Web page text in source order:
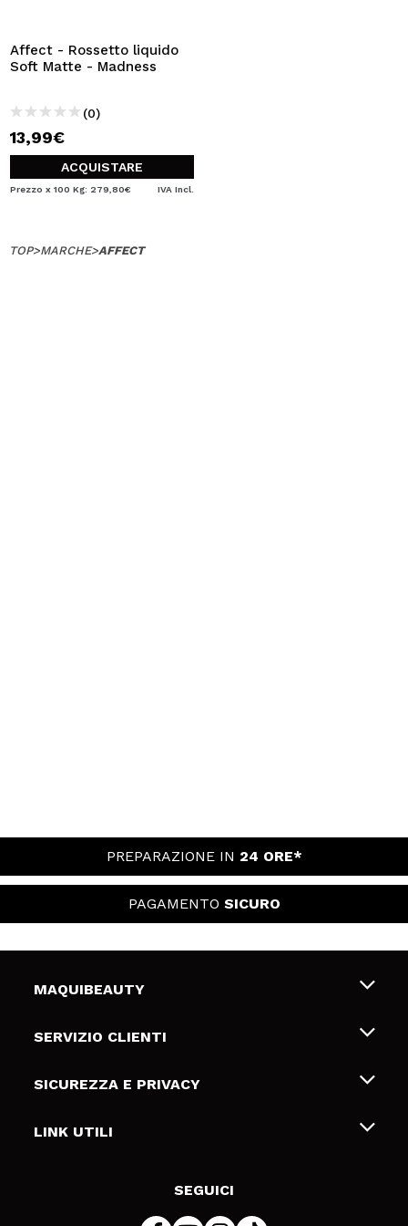
Creando un account su Maquibeauty.it potrai fare i tuoi
acquisti velocemente, controllare lo stato dei tuoi ordini e
consultare le tue operazioni precedenti.
Affect - Rossetto liquido
Soft Matte - Madness
(0)
13,99€
ACQUISTARE
Prezzo x 100 Kg: 279,80€ IVA Incl.
TOP>MARCHE>AFFECT
PREPARAZIONE IN 24 ORE*
PAGAMENTO SICURO
MAQUIBEAUTY
Chi siamo
Gift Cards
SERVIZIO CLIENTI
Spedizioni & Resi
Metodi di pagamamento
SICUREZZA E PRIVACY
Termini e condizioni
LINK UTILI
SEGUICI